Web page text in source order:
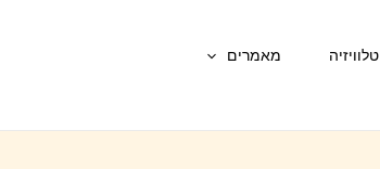
טלוויזיה
מאמרים